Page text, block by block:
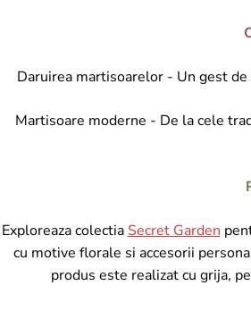
Daruirea martisoarelor - Un gest
Martisoare moderne - De la cele
Exploreaza colectia Secret Garden
cu motive florale si accesorii
produs este realizat cu grija,